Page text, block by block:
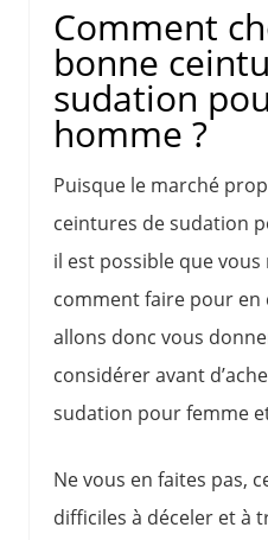
Comment
bonne
sudation
homme ?
Puisque le marché
ceintures de sudation
il est possible que vous
comment faire pour en
allons donc vous
considérer avant
sudation pour femme
Ne vous en faites pas,
difficiles à déceler et à